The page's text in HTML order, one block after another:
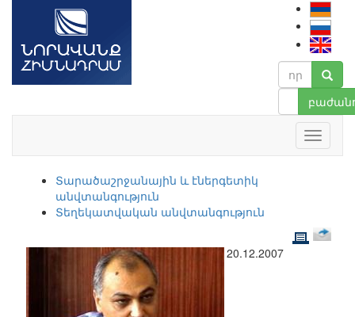
Տարածաշրջանային և էներգետիկ
անվտանգություն
Տեղեկատվական անվտանգություն
20.12.2007